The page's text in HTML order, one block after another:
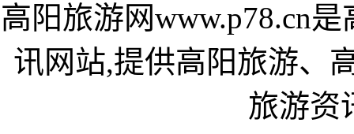
高阳旅游网www.p78.cn
讯网站,提供高阳旅游、
旅游资